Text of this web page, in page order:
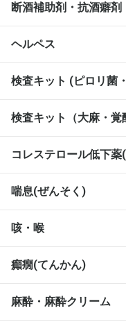
断酒補助剤・抗酒癖
ヘルペス
検査キット (ピロリ菌
検査キット（大麻・覚
コレステロール低下
喘息(ぜんそく)
咳・喉
癲癇(てんかん)
麻酔・麻酔クリーム